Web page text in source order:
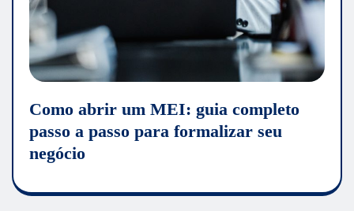
Como abrir um MEI: guia completo
passo a passo para formalizar seu
negócio